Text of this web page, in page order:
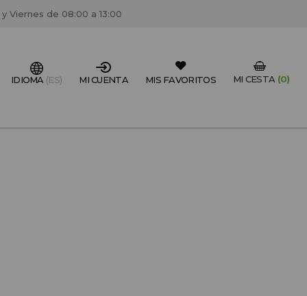
Viernes de 08:00 a 13:00
MI CESTA (0)
MIS FAVORITOS
MI CUENTA
IDIOMA (ES)